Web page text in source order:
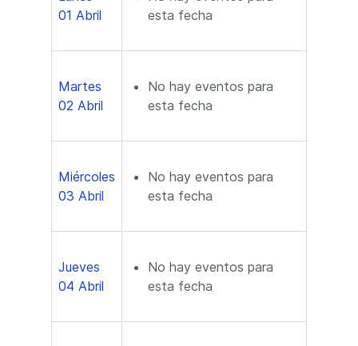
01 Abril
esta fecha
Martes
02 Abril
No hay eventos para
esta fecha
Miércoles
03 Abril
No hay eventos para
esta fecha
Jueves
04 Abril
No hay eventos para
esta fecha